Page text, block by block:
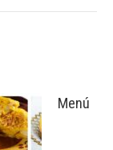
Menú